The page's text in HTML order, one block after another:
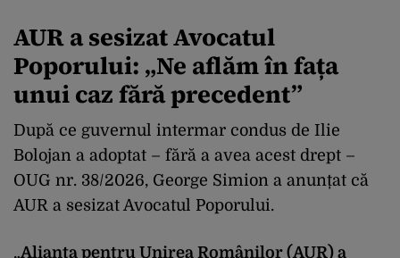
AUR a sesizat Avocatul
Poporului: „Ne aflăm în fața
unui caz fără precedent”
După ce guvernul intermar condus de Ilie
Bolojan a adoptat – fără a avea acest drept –
OUG nr. 38/2026, George Simion a anunțat că
AUR a sesizat Avocatul Poporului.
„Alianța pentru Unirea Românilor (AUR) a